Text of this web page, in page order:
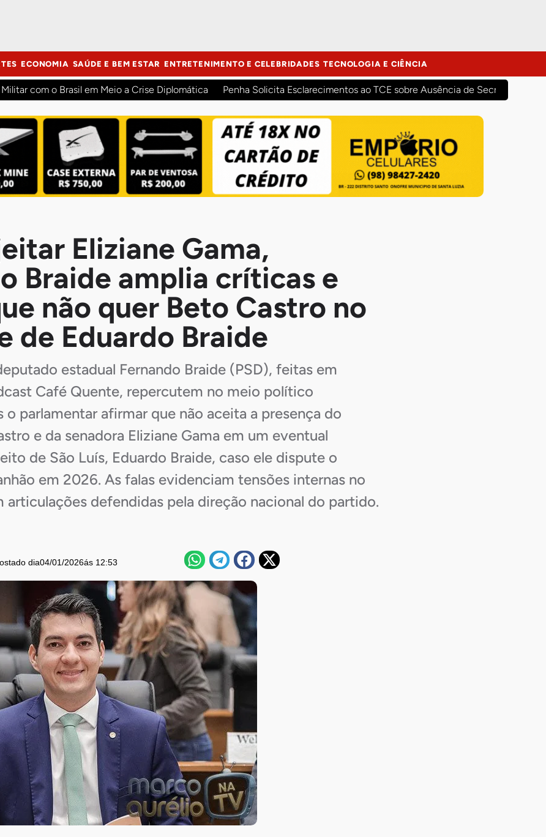
ECONOMIA SAÚDE E BEM ESTAR ENTRETENIMENTO E CELEBRIDADES TECNOLOGIA E CIÊNCIA
com o Brasil em Meio a Crise Diplomática Penha Solicita Esclarecimentos ao TCE sobre Ausência de Secretários
Eliziane Gama,
Braide amplia críticas e
não quer Beto Castro no
de Eduardo Braide
estadual Fernando Braide (PSD), feitas em
Café Quente, repercutem no meio político
o parlamentar afirmar que não aceita a presença do
e da senadora Eliziane Gama em um eventual
de São Luís, Eduardo Braide, caso ele dispute o
em 2026. As falas evidenciam tensões internas no
articulações defendidas pela direção nacional do partido.
dia04/01/2026ás 12:53